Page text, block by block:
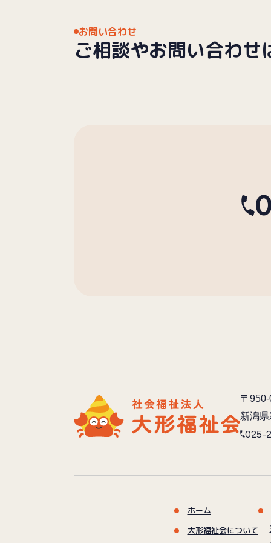
お問い合わせ
ご相談やお問い合わせ
〒
新潟
025-
ホーム
大形福祉会について